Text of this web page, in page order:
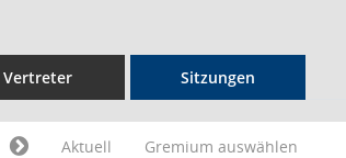
Vertreter Sitzungen
Aktuell Gremium auswählen